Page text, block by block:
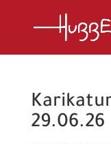
29.06.26